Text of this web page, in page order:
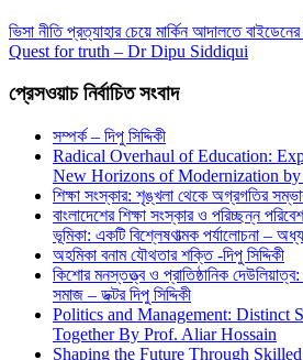
ভিসা নীতি প্রত্যাহার চেয়ে মার্কিন আদালতে
Quest for truth – Dr Dipu Siddiqui
প্রেসওয়াচ নির্বাচিত সংবাদ
সম্পর্ক – দিপু সিদ্দিকী
Radical Overhaul of Education:
New Horizons of Modernization
শিক্ষা সংস্কার: শৃঙ্খলা থেকে অগ্রগতির
বাংলাদেশের শিক্ষা সংস্কার ও পরিচ্ছন্ন
ভূমিকা: একটি বিশ্লেষণাত্মক পর্যালোচনা –
অহমিকা বনাম যৌথতার শক্তি -দিপু সিদ্দিকী
কিশোর মনস্তত্ত্ব ও প্রাতিষ্ঠানিক
সমাজ – ডক্টর দিপু সিদ্দিকী
Politics and Management: Distinct
Together By Prof. Aliar Hossain
Shaping the Future Through